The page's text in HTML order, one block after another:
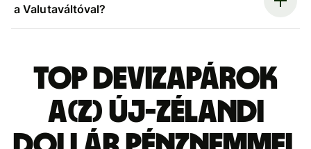
a Valutaváltóval?
Top devizapárok
a(z) új-zélandi